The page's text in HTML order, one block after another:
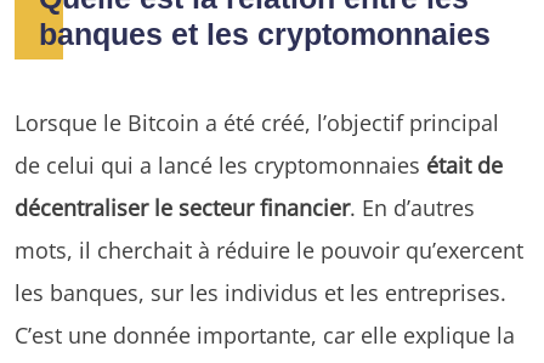
banques et les cryptomonnaies
Lorsque le Bitcoin a été créé, l’objectif principal
de celui qui a lancé les cryptomonnaies était de
décentraliser le secteur financier. En d’autres
mots, il cherchait à réduire le pouvoir qu’exercent
les banques, sur les individus et les entreprises.
C’est une donnée importante, car elle explique la